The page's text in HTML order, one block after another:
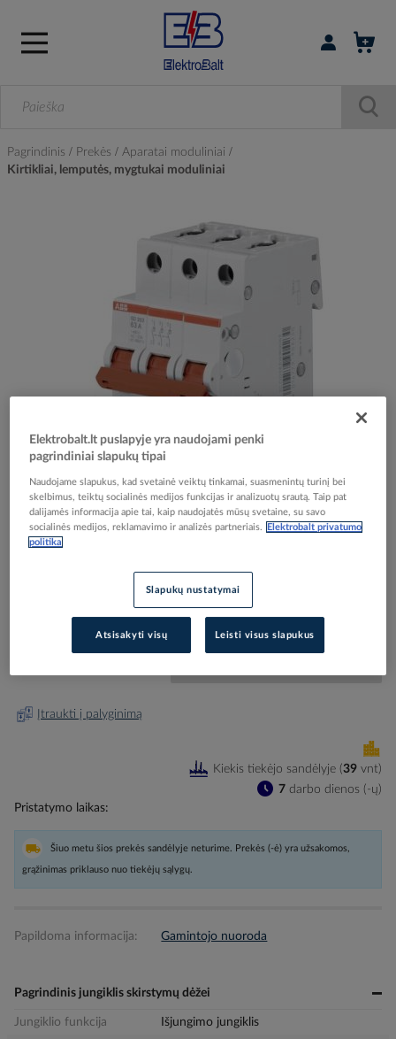
Prisijungti /
Pagrindinis Prekės
Aparatai moduliniai
Kirtikliai, lemputės, mygtukai moduliniai
Skip
the
beginning
Reali prekė gali skirtis nuo pavaizduotos nuotraukoje
Kirtiklis 3P 32A SD203/32 - ABB
Elektrobalt prekės kodas
Gamintojo prekės kodas
2CDD283101R0032
Įtraukti į palyginimą
Pristatymo laikas
7 darbo dienos (-ų)
Kiekis tiekėjo sandėlyje (39 vnt)
Šiuo metu šios prekės sandėlyje neturime. Prekės (-ė) yra užsakomos,
grąžinimas priklauso nuo tiekėjų sąlygų.
Papildoma informacija: Gamintojo nuoroda
Pagrindinis jungiklis skirstymų dėžei
Jungiklio funkcija
Išjungimo jungiklis
Elektrobalt.lt puslapyje yra naudojami penki
pagrindiniai slapukų tipai
Naudojame slapukus, kad svetainė veiktų tinkamai, suasmenintų turinį bei
skelbimus, teiktų socialinės medijos funkcijas ir analizuotų srautą. Taip pat
dalijamės informacija apie tai, kaip naudojatės mūsų svetaine, su savo
socialinės medijos, reklamavimo ir analizės partneriais.
Elektrobalt privatumo
politika
Slapukų nustatymai
Atsisakyti visų Leisti visus slapukus